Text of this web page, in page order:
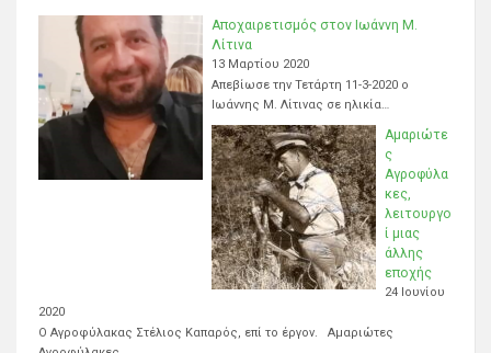
Αποχαιρετισμός στον Ιωάννη Μ.
Λίτινα
13 Μαρτίου 2020
Απεβίωσε την Τετάρτη 11-3-2020 ο
Ιωάννης Μ. Λίτινας σε ηλικία…
Αμαριώτε
ς
Αγροφύλα
κες,
λειτουργο
ί μιας
άλλης
εποχής
24 Ιουνίου
2020
Ο Αγροφύλακας Στέλιος Καπαρός, επί το έργον. Αμαριώτες